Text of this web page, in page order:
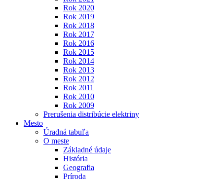
Rok 2020
Rok 2019
Rok 2018
Rok 2017
Rok 2016
Rok 2015
Rok 2014
Rok 2013
Rok 2012
Rok 2011
Rok 2010
Rok 2009
Prerušenia distribúcie elektriny
Mesto
Úradná tabuľa
O meste
Základné údaje
História
Geografia
Príroda